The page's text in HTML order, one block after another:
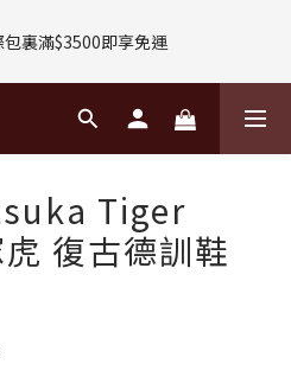
限售完不補)
裏滿$3500即享免運
選3件 贈 $188購物金
價商品 贈【威靈頓 / 波士頓墨鏡】
限售完不補)
Tiger
復古德訓鞋